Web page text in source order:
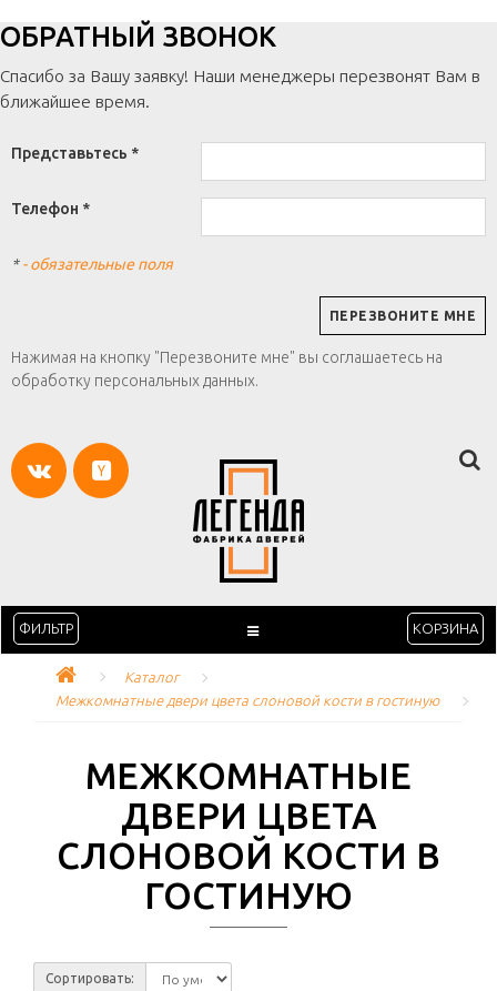
ОБРАТНЫЙ ЗВОНОК
Спасибо за Вашу заявку! Наши менеджеры перезвонят Вам в
ближайшее время.
Представьтесь *
Телефон *
*- обязательные поля
Нажимая на кнопку "Перезвоните мне" вы соглашаетесь на
обработку персональных данных.
ФИЛЬТР КОРЗИНА
Каталог
Межкомнатные двери цвета слоновой кости в гостиную
МЕЖКОМНАТНЫЕ
ДВЕРИ ЦВЕТА
СЛОНОВОЙ КОСТИ В
ГОСТИНУЮ
Сортировать: